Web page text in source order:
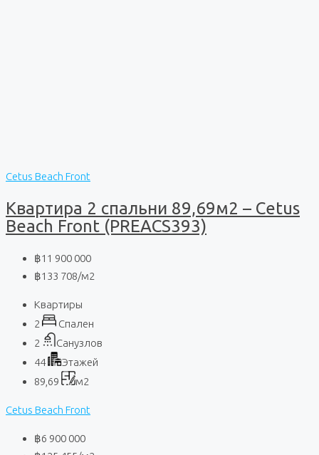
Cetus Beach Front
Квартира 2 спальни 89,69м2 – Cetus
Beach Front (PREACS393)
฿11 900 000
฿133 708/м2
Квартиры
2
Спален
2
Санузлов
44
Этажей
89,69
м2
Cetus Beach Front
฿6 900 000